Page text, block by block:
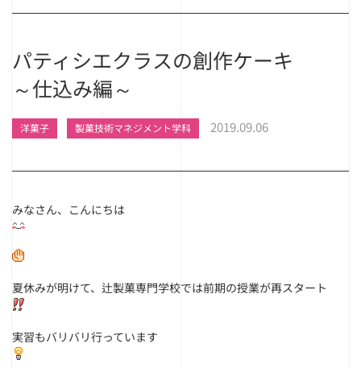
パティシエクラスの創作ケーキ
～仕込み編～
洋菓子 製菓技術マネジメント学科 2019.09.06
みなさん、こんにちは
夏休みが明けて、辻製菓専門学校では前期の授業が再スタート
実習もバリバリ行っています